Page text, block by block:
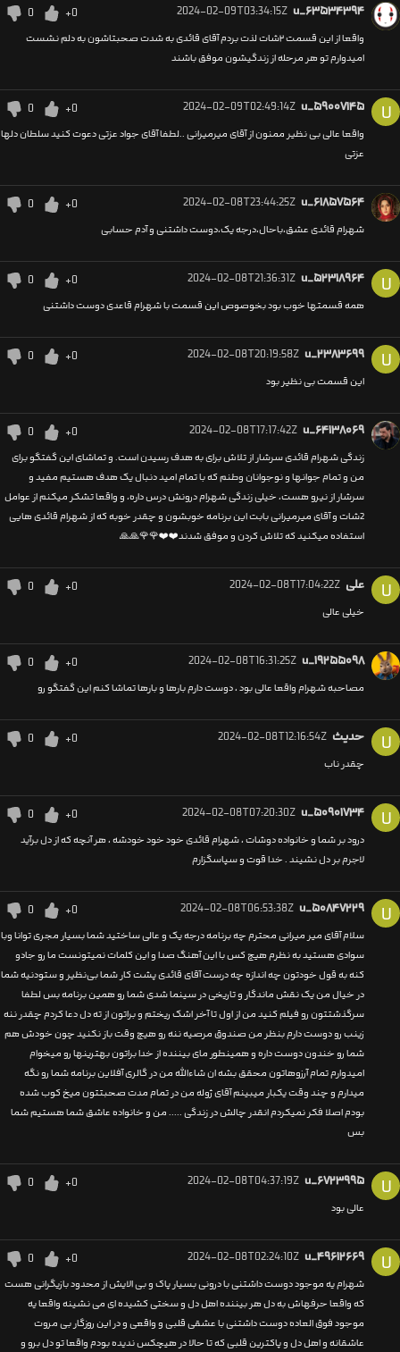
u_۶۳۵۳۴۳۹۴ 2024-02-09T03:34:15Z
+0
0
واقعا از این قسمت ۲شات لذت بردم آقای قائدی به شدت صحبتاشون به دلم نشست
امیدوارم تو هر مرحله از زندگیشون موفق باشند
U u_۵۹۰۰۷۱۴۵ 2024-02-09T02:49:14Z
+0
0
واقعا عالی بی نظیر ممنون از آقای میرمیرانی ..لطفا آقای جواد عزتی دعوت کنید سلطان دلها
عزتی
u_۶۱۸۵۷۵۶۴ 2024-02-08T23:44:25Z
+0
0
شهرام قائدی عشق،باحال،درجه یک،دوست داشتنی و آدم حسابی
U u_۵۲۳۱۸۹۶۴ 2024-02-08T21:36:31Z
+0
0
همه قسمتها خوب بود بخوصوص این قسمت با شهرام قاعدی دوست داشتنی
U u_۲۳۸۳۶۹۹ 2024-02-08T20:19:58Z
+0
0
این قسمت بی نظیر بود
u_۶۴۱۳۸۰۶۹ 2024-02-08T17:17:42Z
+0
0
زندگی شهرام قائدی سرشار از تلاش برای به هدف رسیدن است. و تماشای این گفتگو برای
من و تمام جوانها و نوجوانان وطنم که با تمام امید دنبال یک هدف هستیم مفید و
سرشار از نیرو هست، خیلی زندگی شهرام درونش درس داره، و واقعا تشکر میکنم از عوامل
2شات و آقای میرمیرانی بابت این برنامه خوبشون و چقدر خوبه که از شهرام قائدی هایی
استفاده میکنید که تلاش کردن و موفق شدند❤️❤️🌹🌹🙏🙏
U علی 2024-02-08T17:04:22Z
+0
0
خیلی عالی
u_۱۹۲۵۵۰۹۸ 2024-02-08T16:31:25Z
+0
0
مصاحبه شهرام واقعا عالی بود ، دوست دارم بارها و بارها تماشا کنم این گفتگو رو
U حدیث 2024-02-08T12:16:54Z
+0
0
چقدر ناب
U u_۵۰۹۰۱۷۳۴ 2024-02-08T07:20:30Z
+0
0
درود بر شما و خانواده دوشات ، شهرام قائدی خود خود خودشه ، هر آنچه که از دل برآید
لاجرم بر دل نشیند . خدا قوت و سپاسگزارم
U u_۵۰۸۴۷۲۲۹ 2024-02-08T06:53:38Z
+0
0
سلام آقای میر میرانی محترم چه برنامه درجه یک و عالی ساختید شما بسیار مجری توانا وبا
سوادی هستید به نظرم هیچ کس با این آهنگ صدا و این کلمات نمیتونست ما رو جادو
کنه به قول خودتون چه اندازه چه درست آقای قائدی پشت کار شما بی‌نظیر و ستودنیه شما
در خیال من یک نقش ماندگار و تاریخی در سینما شدی شما رو همین برنامه بس لطفا
سرگذشتتون رو فیلم کنید من از اول تا آخر اشک ریختم و براتون از ته دل دعا کردم چقدر ننه
زینب رو دوست دارم بنظر من صندوق مرصیه ننه رو هیچ وقت باز نکنید چون خودش هم
شما رو خندون دوست داره و همینطور مای بیننده از خدا براتون بهترینها رو میخوام
امیدوارم تمام آرزوهاتون محقق بشه ان شاءالله من در گالری آفلاین برنامه شما رو نگه
میدارم و چند وقت یکبار میبینم آقای ژوله من در تمام مدت صحبتتون میخ کوب شده
بودم اصلا فکر نمیکردم انقدر چالش در زندگی ..... من و خانواده عاشق شما هستیم شما
بس
U u_۶۷۲۳۹۹۵ 2024-02-08T04:37:19Z
+0
0
عالی بود
U u_۴۹۶۱۲۶۶۹ 2024-02-08T02:24:10Z
+0
0
شهرام یه موجود دوست داشتنی با درونی بسیار پاک و بی الایش از محدود بازیگرانی هست
که واقعا حرفهاش به دل هر بیننده اهل دل و سختی کشیده ای می نشینه واقعا یه
موجود فوق العاده دوست داشتنی با عشقی قلبی و واقعی و در این روزگار بی مروت
عاشقانه و اهل دل و پاکترین قلبی که تا حالا در هیچکس ندیده بودم واقعا تو دل برو و